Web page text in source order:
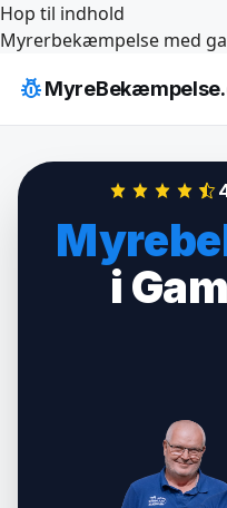
Hop til indhold
Myrerbekæmpelse med
pest_control
i